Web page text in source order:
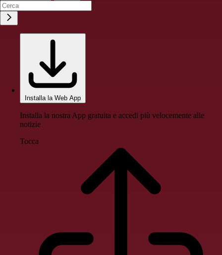
Installa la Web App
Installa la nostra App gratuita e accedi più velocemente alle
notizie
Tocca